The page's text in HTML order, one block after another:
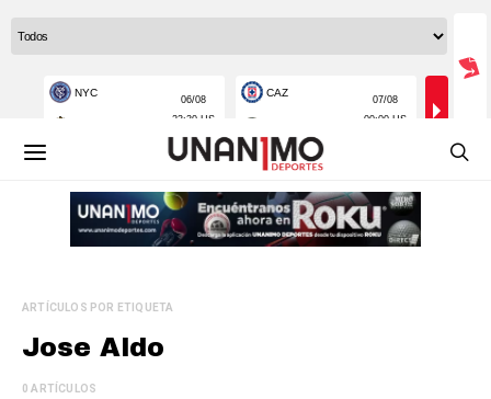
ARTÍCULOS POR ETIQUETA
Jose Aldo
0 ARTÍCULOS